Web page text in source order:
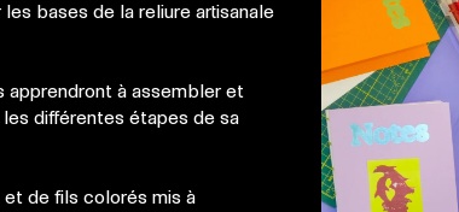
bases de la reliure artisanale
apprendront à assembler et
différentes étapes de sa
et de fils colorés mis à